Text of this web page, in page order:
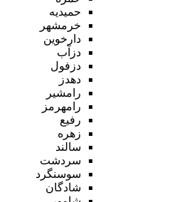
حمیدیه
خرمشهر
دارخوین
دزآب
دزفول
دهدز
رامشیر
رامهرمز
رفیع
زهره
سالند
سردشت
سوسنگرد
شادگان